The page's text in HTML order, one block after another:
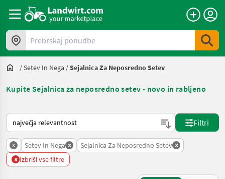
Prebrskaj ponudbe
/Setev In Nega /Sejalnica Za Neposredno Setev
Kupite Sejalnica za neposredno setev - novo in rabljeno
Tako je razvrščeno na Landwirt.com
Filtri
x Setev In Nega x Sejalnica Za Neposredno Setev x
x Izbriši vse filtre